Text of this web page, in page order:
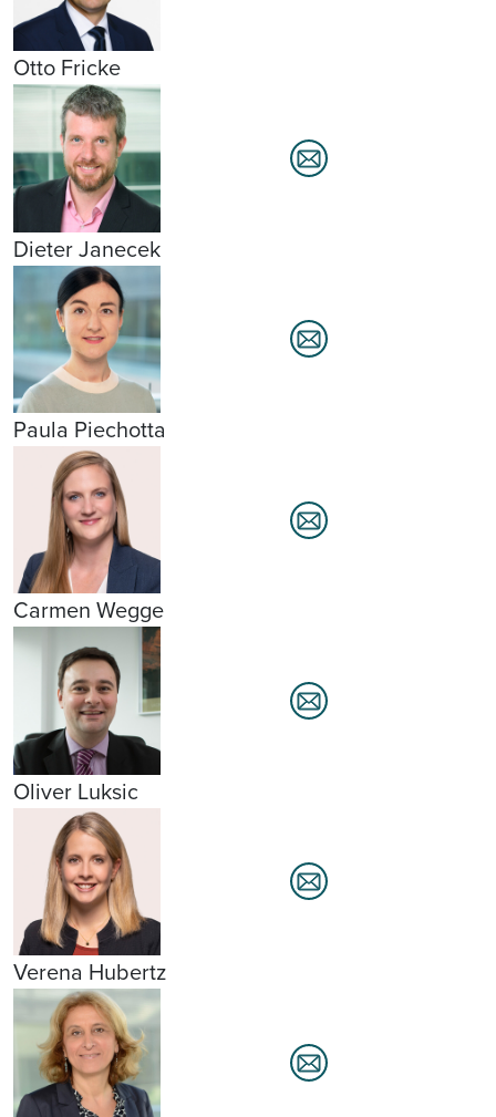
Otto Fricke
Dieter Janecek
Paula Piechotta
Carmen Wegge
Oliver Luksic
Verena Hubertz